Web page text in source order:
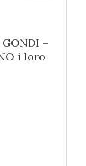
–
i loro